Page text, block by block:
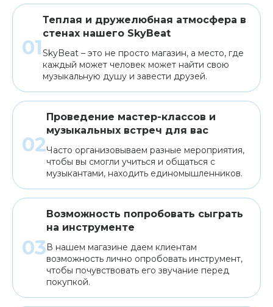
Теплая и дружелюбная атмосфера в
стенах нашего SkyBeat
SkyBeat – это не просто магазин, а место, где
каждый может человек может найти свою
музыкальную душу и завести друзей.
Проведение мастер-классов и
музыкальных встреч для вас
Часто организовываем разные мероприятия,
чтобы вы смогли учиться и общаться с
музыкантами, находить единомышленников.
Возможность попробовать сыграть
на инструменте
В нашем магазине даем клиентам
возможность лично опробовать инструмент,
чтобы почувствовать его звучание перед
покупкой.